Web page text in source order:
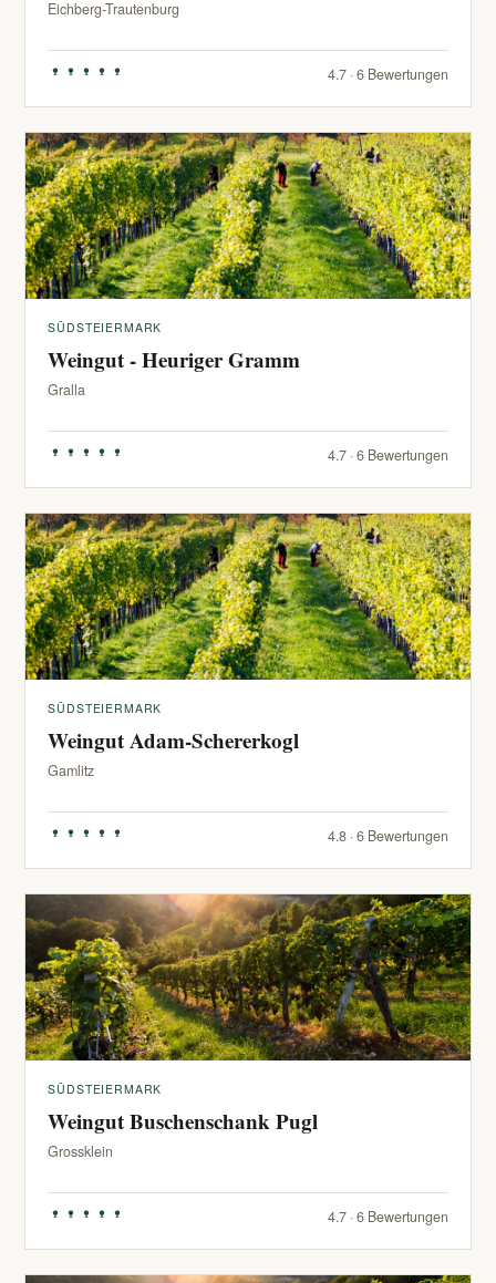
Eichberg-Trautenburg
4.7 · 6 Bewertungen
SÜDSTEIERMARK
Weingut - Heuriger Gramm
Gralla
4.7 · 6 Bewertungen
SÜDSTEIERMARK
Weingut Adam-Schererkogl
Gamlitz
4.8 · 6 Bewertungen
SÜDSTEIERMARK
Weingut Buschenschank Pugl
Grossklein
4.7 · 6 Bewertungen